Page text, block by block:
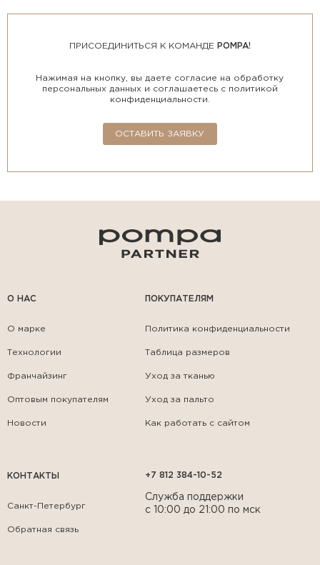
О НАС
О марке
Технологии
Франчайзинг
Оптовым покупателям
Новости
ПОКУПАТЕЛЯМ
Политика конфиденциальности
Таблица размеров
Уход за тканью
Уход за пальто
Как работать с сайтом
КОНТАКТЫ
Санкт-Петербург
Обратная связь
ПРИСОЕДИНИТЬСЯ К КОМАНДЕ POMPA!
Нажимая на кнопку, вы даете согласие на обработку
персональных данных и соглашаетесь с политикой
конфиденциальности.
ОСТАВИТЬ ЗАЯВКУ
+7 812 384-10-52
Служба поддержки
с 10:00 до 21:00 по мск